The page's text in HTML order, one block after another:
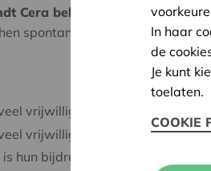
Cera belangrijk?
spontane solidariteit toe en
vrijwilligers zijn in totaal actief
vrijwilligers worden ingezet op
hun bijdrage in de realisatie van
In haar
de
Je kunt
toelaten.
COOKIE